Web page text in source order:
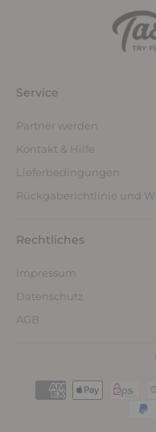
Service
Partner werden
Kontakt & Hilfe
Lieferbedingungen
Rückgaberichtlinie und
Rechtliches
Impressum
Datenschutz
AGB